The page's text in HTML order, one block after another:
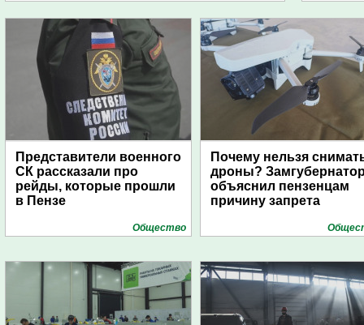
Представители военного
СК рассказали про
рейды, которые прошли
в Пензе
Общество
Почему нельзя
дроны?
объяснил пензенцам
причину запрета